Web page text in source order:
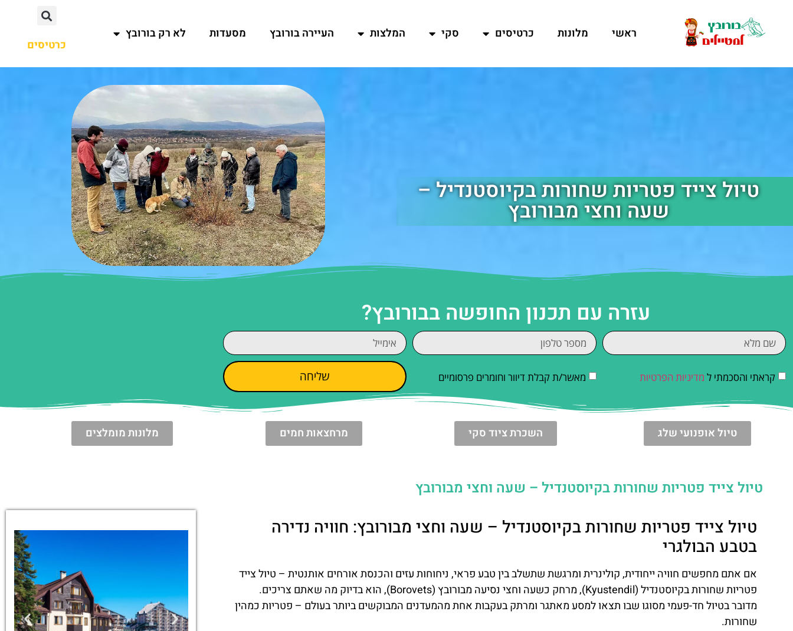
ראשי מלונות כרטיסים סקי המלצות העיירה בורובץ מסעדות לא רק בורובץ
כרטיסים
טיול צייד פטריות שחורות בקיוסטנדיל –
שעה וחצי מבורובץ
עזרה עם תכנון החופשה בבורובץ?
קראתי והסכמתי ל מדיניות הפרטיות מאשר/ת קבלת דיוור וחומרים פרסומיים שליחה
טיול אופנועי שלג השכרת ציוד סקי מרחצאות חמים מלונות מומלצים
טיול צייד פטריות שחורות בקיוסטנדיל – שעה וחצי מבורובץ
טיול צייד פטריות שחורות בקיוסטנדיל – שעה וחצי מבורובץ: חוויה נדירה
בטבע הבולגרי
אם אתם מחפשים חוויה ייחודית, קולינרית ומרגשת שתשלב בין טבע פראי, ניחוחות עזים והכנסת אורחים אותנטית – טיול צייד
פטריות שחורות בקיוסטנדיל (Kyustendil), מרחק כשעה וחצי נסיעה מבורובץ (Borovets), הוא בדיוק מה שאתם צריכים.
מדובר בטיול חד-פעמי מסוגו שבו תצאו למסע מאתגר ומרתק בעקבות אחת מהמעדנים המבוקשים ביותר בעולם – פטריות כמהין
שחורות.